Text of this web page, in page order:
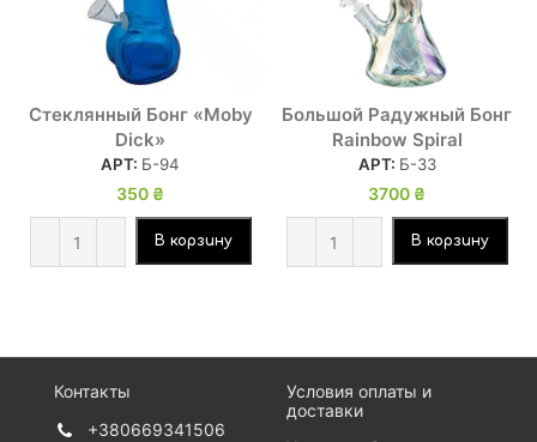
Стеклянный Бонг «Moby
Dick»
АРТ: Б-94
350 ₴
В корзину
Большой Радужный Бонг
Rainbow Spiral
АРТ: Б-33
3700 ₴
В корзину
Контакты
+380669341506
Условия оплаты и
доставки